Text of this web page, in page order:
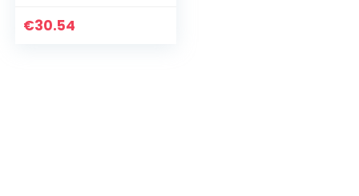
vrij,Waterdicht,2l,W
€30.54